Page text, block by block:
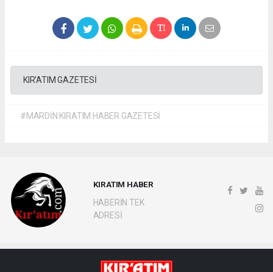
KIR'ATIM GAZETESİ
#MARDİN KIRATIM HABER GAZETESİ
KIRATIM HABER
HABERİN TEK
ADRESİ